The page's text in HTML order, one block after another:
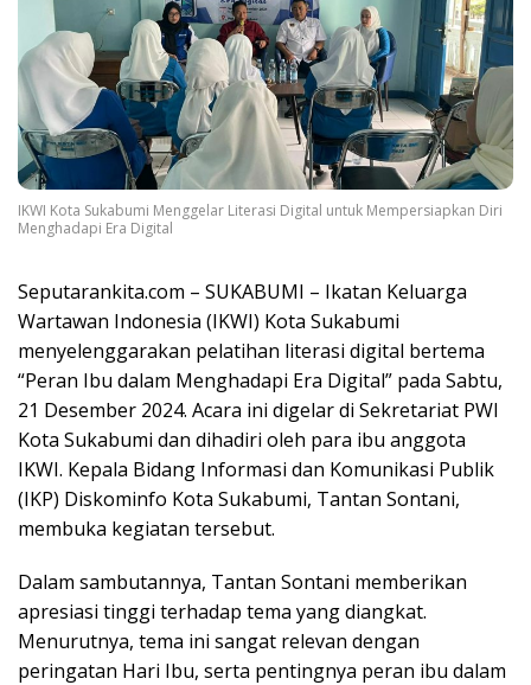
IKWI Kota Sukabumi Menggelar Literasi Digital untuk Mempersiapkan Diri
Menghadapi Era Digital
Seputarankita.com – SUKABUMI – Ikatan Keluarga
Wartawan Indonesia (IKWI) Kota Sukabumi
menyelenggarakan pelatihan literasi digital bertema
“Peran Ibu dalam Menghadapi Era Digital” pada Sabtu,
21 Desember 2024. Acara ini digelar di Sekretariat PWI
Kota Sukabumi dan dihadiri oleh para ibu anggota
IKWI. Kepala Bidang Informasi dan Komunikasi Publik
(IKP) Diskominfo Kota Sukabumi, Tantan Sontani,
membuka kegiatan tersebut.
Dalam sambutannya, Tantan Sontani memberikan
apresiasi tinggi terhadap tema yang diangkat.
Menurutnya, tema ini sangat relevan dengan
peringatan Hari Ibu, serta pentingnya peran ibu dalam